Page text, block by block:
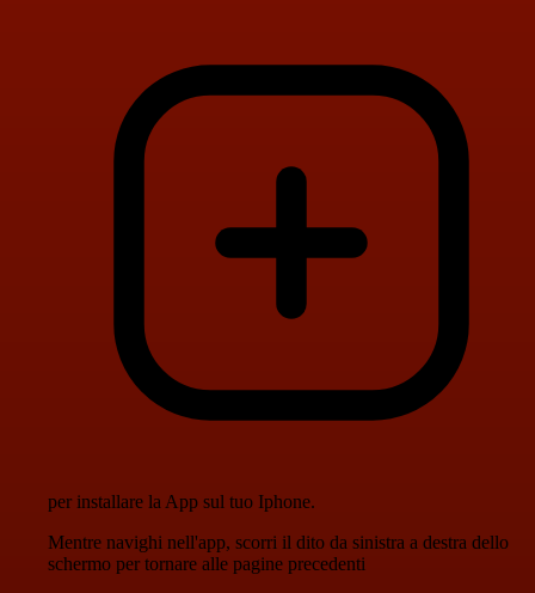
per installare la App sul tuo Iphone.
Mentre navighi nell'app, scorri il dito da sinistra a destra dello
schermo per tornare alle pagine precedenti